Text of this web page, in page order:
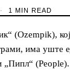
1 MIN READ
(Ozempik),
има уште
„Пипл“ (People).